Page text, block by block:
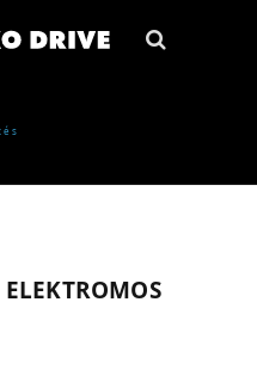
ELEKTROMOS